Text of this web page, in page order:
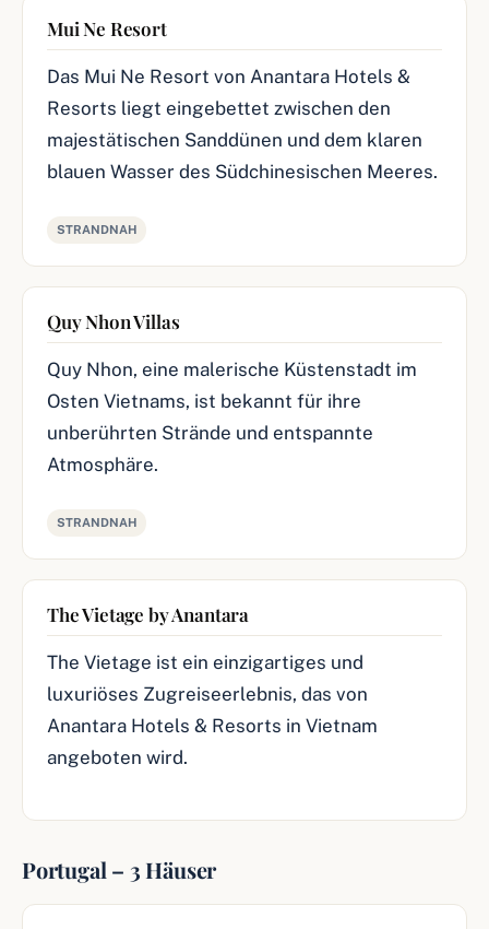
Mui Ne Resort
Das Mui Ne Resort von Anantara Hotels &
Resorts liegt eingebettet zwischen den
majestätischen Sanddünen und dem klaren
blauen Wasser des Südchinesischen Meeres.
STRANDNAH
Quy Nhon Villas
Quy Nhon, eine malerische Küstenstadt im
Osten Vietnams, ist bekannt für ihre
unberührten Strände und entspannte
Atmosphäre.
STRANDNAH
The Vietage by Anantara
The Vietage ist ein einzigartiges und
luxuriöses Zugreiseerlebnis, das von
Anantara Hotels & Resorts in Vietnam
angeboten wird.
Portugal – 3 Häuser